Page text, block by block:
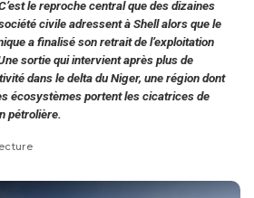
le reproche central que des dizaines
civile adressent à Shell alors que le
a finalisé son retrait de l’exploitation
sortie qui intervient après plus de
dans le delta du Niger, une région dont
écosystèmes portent les cicatrices de
pétrolière.